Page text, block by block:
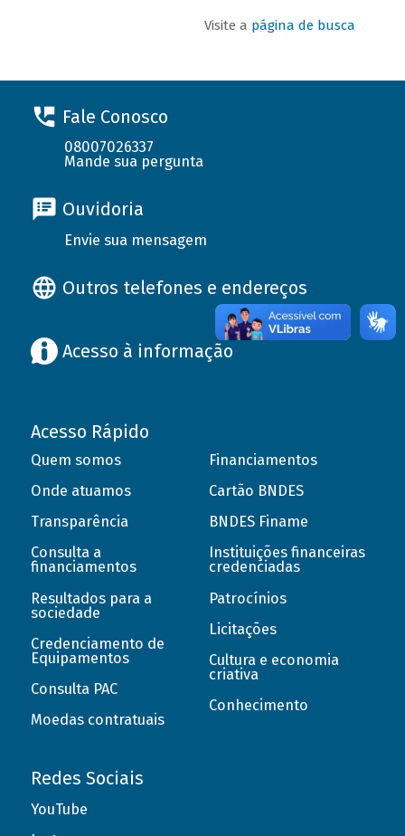
Visite a página de busca
Fale Conosco
08007026337
Mande sua pergunta
Ouvidoria
Envie sua mensagem
Outros telefones e endereços
Acesso à informação
Acesso Rápido
Quem somos
Onde atuamos
Transparência
Consulta a
financiamentos
Resultados para a
sociedade
Credenciamento de
Equipamentos
Consulta PAC
Moedas contratuais
Financiamentos
Cartão BNDES
BNDES Finame
Instituições financeiras
credenciadas
Patrocínios
Licitações
Cultura e economia
criativa
Conhecimento
Redes Sociais
YouTube